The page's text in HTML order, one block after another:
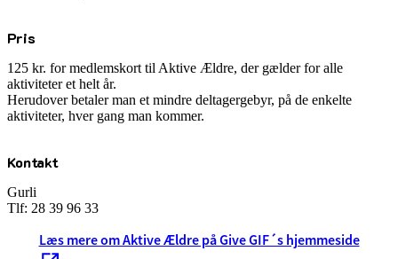
Pris
125 kr. for medlemskort til Aktive Ældre, der gælder for alle
aktiviteter et helt år.
Herudover betalerman et mindre deltagergebyr, på de enkelte
aktiviteter, hver gang man kommer.
Kontakt
Gurli
Tlf: 28 39 96 33
Læs mere om Aktive Ældre på Give GIF´s hjemmeside